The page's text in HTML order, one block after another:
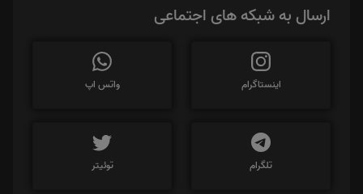
ارسال به شبکه های اجتماعی
اینستاگرام واتس اپ
تلگرام توئیتر